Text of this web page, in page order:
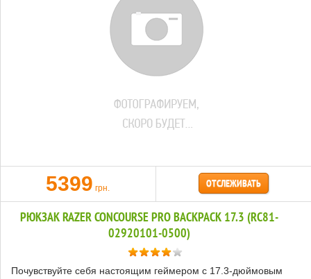
5399 грн. ОТСЛЕЖИВАТЬ
РЮКЗАК RAZER CONCOURSE PRO BACKPACK 17.3 (RC81-
02920101-0500)
Почувствуйте себя настоящим геймером с 17.3-дюймовым